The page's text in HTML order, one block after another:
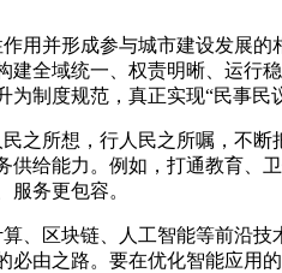
用并形成参与城市建设发展
全域统一、权责明晰、运行
制度规范，真正实现“民事民
之所想，行人民之所嘱，不
给能力。例如，打通教育、
务更包容。
、区块链、人工智能等前沿
由之路。要在优化智能应用